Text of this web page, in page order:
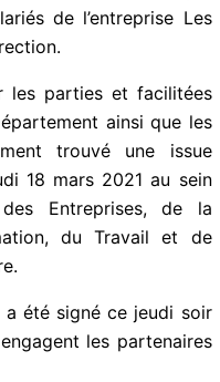
de l’entreprise Les
les parties et facilitées
ainsi que les
trouvé une issue
18 mars 2021 au sein
Entreprises, de la
du Travail et de
été signé ce jeudi soir
les partenaires